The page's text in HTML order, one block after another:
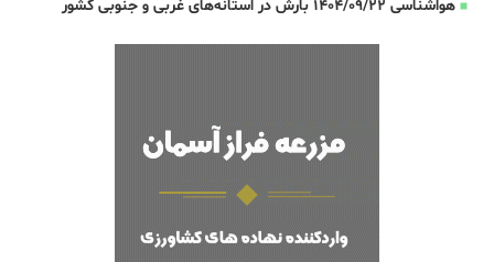
هواشناسی 1404/09/22 بارش در استانه‌های غربی و جنوبی کشور